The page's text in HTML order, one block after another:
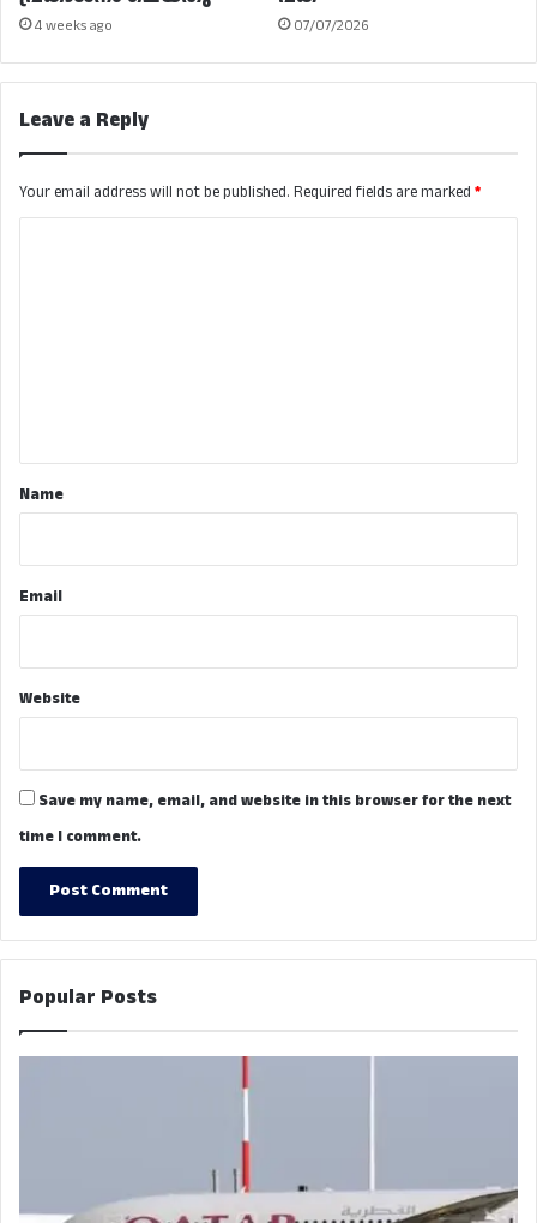
4 weeks ago 07/07/2026
Leave a Reply
Your email address will not be published. Required fields are marked *
*Name
Email
Website
Save my name, email, and website in this browser for the next
time I comment.
Popular Posts